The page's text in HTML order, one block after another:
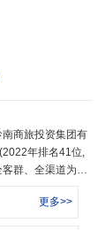
年排名41位,
群、全渠道为切
百股份有限公司:
更多>>